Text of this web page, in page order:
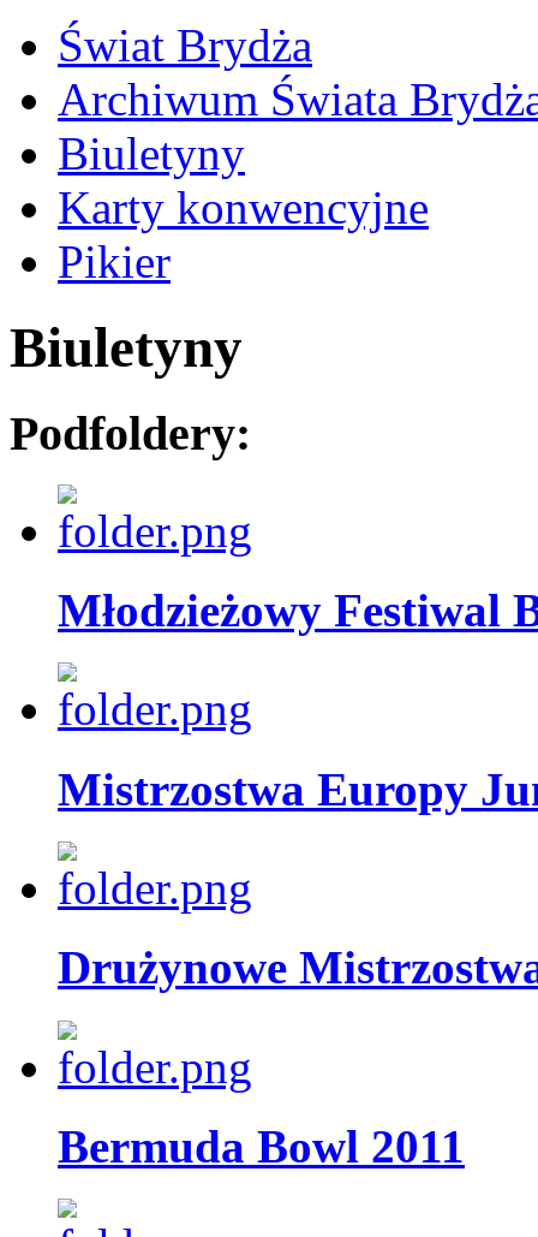
Świat Brydża
Archiwum Świata
Biuletyny
Karty konwencyjne
Pikier
Biuletyny
Podfoldery:
Młodzieżowy Festiwal
Mistrzostwa Europy
Drużynowe
Bermuda Bowl 2011